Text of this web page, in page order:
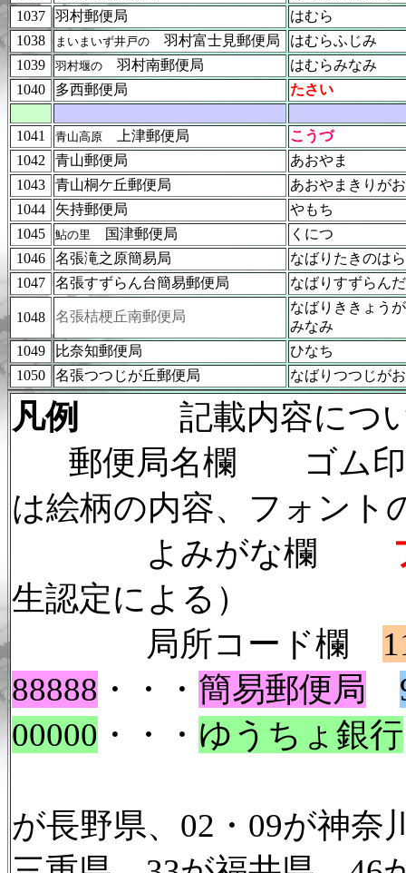
1037
羽村郵便局
はむら
1038
まいまいず井戸の 羽村富士見郵便局
はむらふじみ
1039
羽村堰の 羽村南郵便局
はむらみなみ
1040
多西郵便局 たさい
1041 青山高原 上津郵便局
こうづ
1042
青山郵便局
あおやま
1043
青山桐ケ丘郵便局
あおやまきりが
1044
矢持郵便局
やもち
1045
鮎の里 国津郵便局
くにつ
1046
名張滝之原簡易局
なばりたきのはら
1047
名張すずらん台簡易郵便局 なばりすずらん
1048 名張桔梗丘南郵便局
なばりききょう
みなみ
1049
比奈知郵便局
ひなち
1050
名張つつじが丘郵便局 なばりつつじが
凡例 記載内容につ
郵便局名欄 ゴム
は絵柄の内容、フォント
よみがな欄
生認定による）
局所コード欄
88888 ・・・ 簡易郵便局
00000 ・・・ ゆうちょ銀行
が長野県、02・09が神奈